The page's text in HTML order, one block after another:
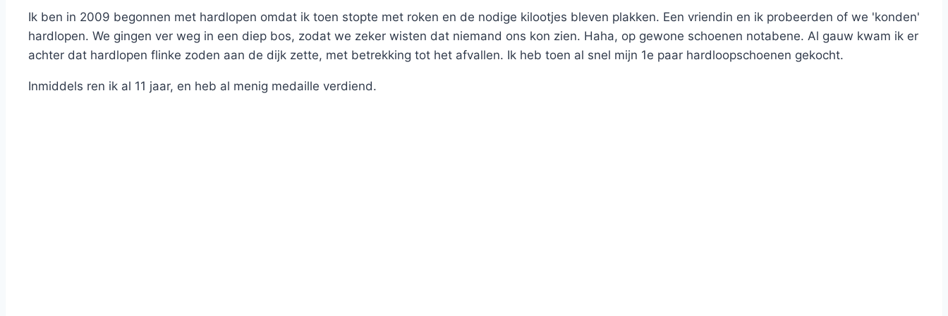
Ik ben in 2009 begonnen met hardlopen omdat ik toen stopte met roken en de nodige kilootjes bleven plakken. Een vriendin en ik probeerden of we 'konden'
hardlopen. We gingen ver weg in een diep bos, zodat we zeker wisten dat niemand ons kon zien. Haha, op gewone schoenen notabene. Al gauw kwam ik er
achter dat hardlopen flinke zoden aan de dijk zette, met betrekking tot het afvallen. Ik heb toen al snel mijn 1e paar hardloopschoenen gekocht.
Inmiddels ren ik al 11 jaar, en heb al menig medaille verdiend.